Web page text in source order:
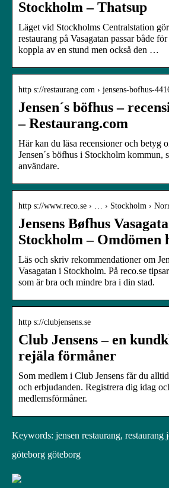
Stockholm – Thatsup
Läget vid Stockholms Centralstation
restaurang på Vasagatan passar både
koppla av en stund men också den …
http s://restaurang.com › jensens-bofhus-
Jensen´s böfhus –
– Restaurang.com
Här kan du läsa recensioner och betyg
Jensen´s böfhus i Stockholm kommun,
användare.
http s://www.reco.se › … › Stockholm ›
Jensens Bøfhus
Stockholm – Omdömen
Läs och skriv rekommendationer om
Vasagatan i Stockholm. På reco.se
som är bra och mindre bra i din stad.
http s://clubjensens.se
Club Jensens – en
rejäla förmåner
Som medlem i Club Jensens får du
och erbjudanden. Registrera dig idag
medlemsförmåner.
Keywords: jensen restaurang, restaurang
göteborg göteborg